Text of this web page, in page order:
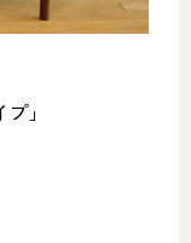
」